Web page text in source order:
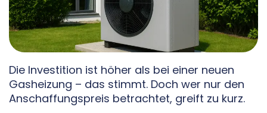
Die Investition ist höher als bei einer neuen
Gasheizung – das stimmt. Doch wer nur den
Anschaffungspreis betrachtet, greift zu kurz.